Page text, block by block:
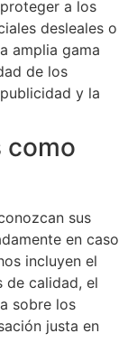
a los
desleales o
amplia gama
de los
y la
como
sus
en caso
incluyen el
de calidad, el
sobre los
justa en